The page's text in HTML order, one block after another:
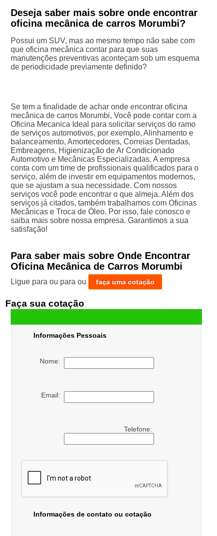
Deseja saber mais sobre onde encontrar
oficina mecânica de carros Morumbi?
Possui um SUV, mas ao mesmo tempo não sabe com
que oficina mecânica contar para que suas
manutenções preventivas aconteçam sob um esquema
de periodicidade previamente definido?
Se tem a finalidade de achar onde encontrar oficina
mecânica de carros Morumbi, Você pode contar com a
Oficina Mecanica Ideal para solicitar serviços do ramo
de serviços automotivos, por exemplo, Alinhamento e
balanceamento, Amortecedores, Correias Dentadas,
Embreagens, Higienização de Ar Condicionado
Automotivo e Mecânicas Especializadas. A empresa
conta com um time de profissionais qualificados para o
serviço, além de investir em equipamentos modernos,
que se ajustam a sua necessidade. Com nossos
serviços você pode encontrar o que almeja. Além dos
serviços já citados, também trabalhamos com Oficinas
Mecânicas e Troca de Óleo. Por isso, fale conosco e
saiba mais sobre nossa empresa. Garantimos a sua
satisfação!
Para saber mais sobre Onde Encontrar
Oficina Mecânica de Carros Morumbi
Ligue para ou para ou faça uma cotação
Faça sua cotação
Informações Pessoais
Nome:
Email:
Telefone:
Informações de contato ou cotação